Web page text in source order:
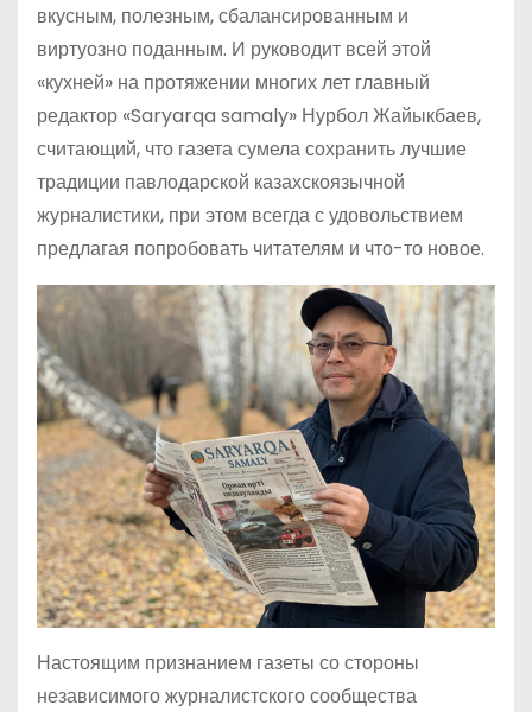
вкусным, полезным, сбалансированным и
виртуозно поданным. И руководит всей этой
«кухней» на протяжении многих лет главный
редактор «Saryarqa samaly» Нурбол Жайыкбаев,
считающий, что газета сумела сохранить лучшие
традиции павлодарской казахскоязычной
журналистики, при этом всегда с удовольствием
предлагая попробовать читателям и что-то новое.
Настоящим признанием газеты со стороны
независимого журналистского сообщества